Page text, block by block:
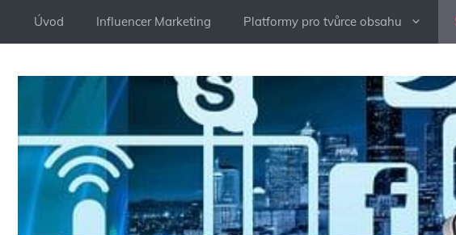
Přeskočit
Úvod Influencer Marketing Platformy pro tvůrce obsahu